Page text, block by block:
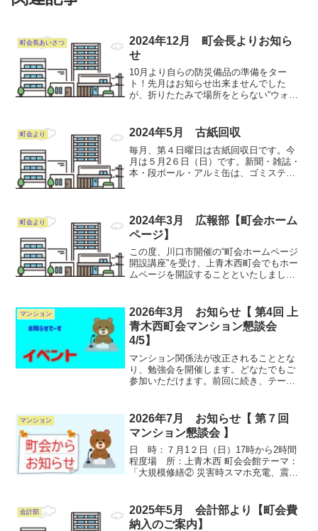
町会長あいさつ
2024年12月 町会長よりお知ら
せ
10月より自らの防災備品の準備をター
ト！先月はお知らせ出来ませんでした
が、折りたたみで場所をとらない“ウォタ
町会より 2024年5月 古紙回収
毎月、第４日曜日は古紙回収日です。今
月は５月2６日（日）です。新聞・雑誌・
本・段ボール・アルミ缶は、ゴミステー
殻や他の物（スチ-ル缶・...
町会より
2024年3月 広報部【町会ホーム
ページ】
この度、川口市開催の“町会ホームページ
開設講座”を受け、上青木西町会でもホー
ムページを開設することといたしまし
きるようQRコードも作成しました。町会
へお住まいの皆様に向...
マンション
2026年3月 お知らせ【 第4回 上
青木西町会マンション懇談会
4/5】
マンション関係法が改正されることとな
り、勉強会を開催します。どなたでもご
参加いただけます。前回に続き、テーマ
予定です。日時：４月５日（日）17時 ～
19時場所：上青木...
マンション
2026年7月 お知らせ【 第７回
マンション懇談会 】
日 時：７月1２日（日）17時から2時間
程度場 所：上青木西 町会会館テーマ：
「大規模修繕② 災害時スマホ充電、震感
修繕での「談合」が報道されたことか
ら、基本的なことを勉...
会計部
2025年5月 会計部より【町会費
納入のご案内】